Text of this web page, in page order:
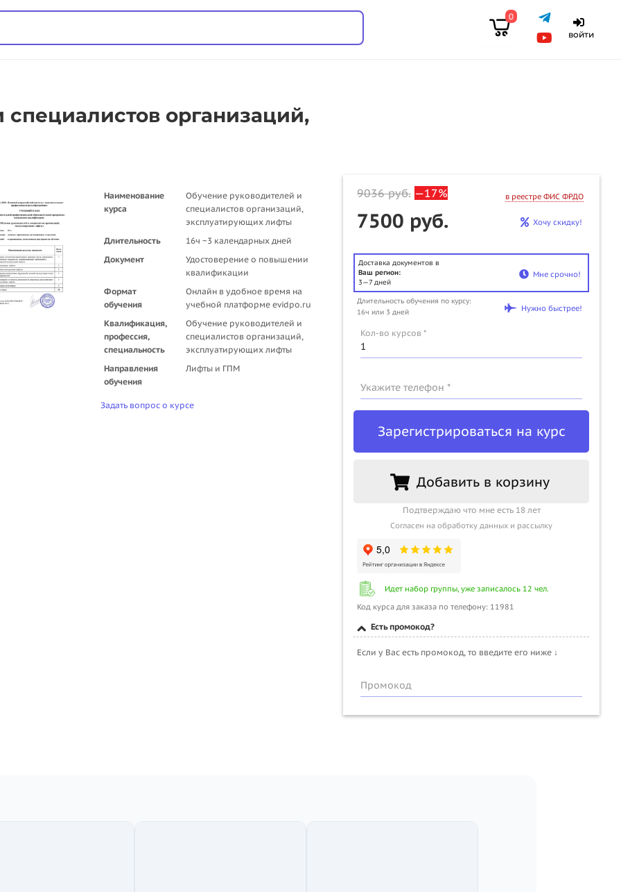
0
войти
организаций,
Наименование
курса
Обучение руководителей и
специалистов организаций,
эксплуатирующих лифты
Длительность
16ч ~3 календарных дней
Документ
Удостоверение о повышении
квалификации
Формат
обучения
Онлайн в удобное время на
учебной платформе evidpo.ru
Квалификация,
профессия,
специальность
Обучение руководителей и
специалистов организаций,
эксплуатирующих лифты
Направления
обучения
Лифты и ГПМ
Задать вопрос о курсе
9036руб. —17% в реестре ФИС ФРДО
7500 руб. Хочу скидку!
Доставка документов в
Ваш регион:
3—7 дней
Мне срочно!
Длительность обучения по курсу:
16ч или 3 дней
Нужно быстрее!
Кол-во курсов *
Укажите телефон *
Зарегистрироваться на курс
Добавить в корзину
Подтверждаю что мне есть 18 лет
Согласен на обработку данных и рассылку
Идет набор группы, уже записалось 12 чел.
Код курса для заказа по телефону: 11981
Есть промокод?
Если у Вас есть промокод, то введите его ниже ↓
Промокод